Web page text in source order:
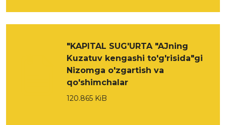
"KAPITAL SUG'URTA "AJning
Kuzatuv kengashi to'g'risida"gi
Nizomga o'zgartish va
qo'shimchalar
120.865 KiB